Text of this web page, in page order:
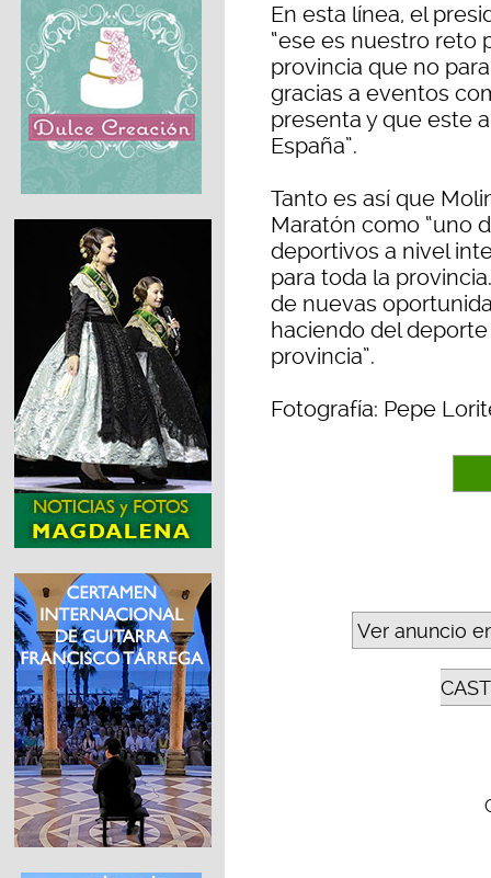
En esta línea, el
“ese es nuestro reto
provincia que no
gracias a eventos
presenta y que este
España”.
Tanto es así que
Maratón como “uno
deportivos a nivel
para toda la
de nuevas
haciendo del
provincia”.
Fotografía: Pepe
Ver anuncio